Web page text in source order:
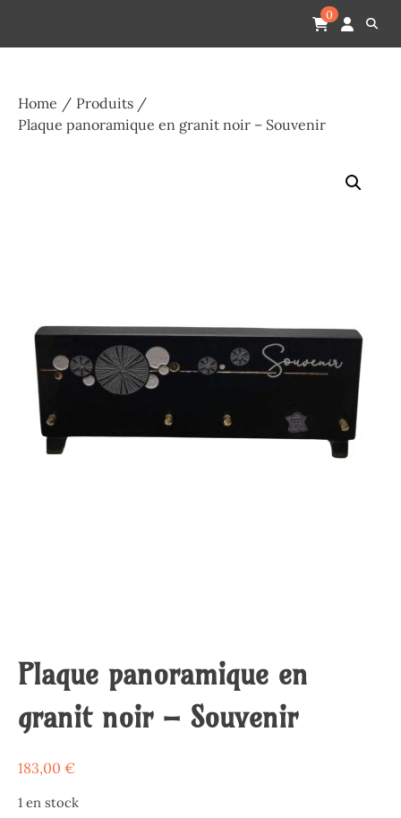
content
Espace Funéraire Michel Gardechaux
0
Home
Produits
Plaque panoramique en granit noir – Souvenir
Plaque panoramique en
granit noir – Souvenir
183,00 €
1 en stock